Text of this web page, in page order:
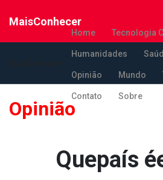
MaisConhecer
Home Tecnologia
Humanidades
Opinião Mundo
Contato Sobre
Opinião
Quepaís